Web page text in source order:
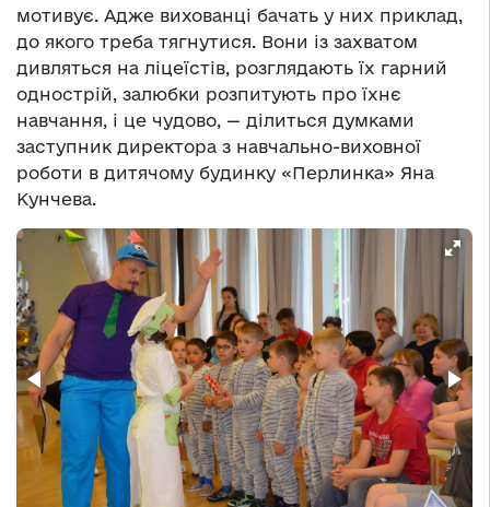
мотивує. Адже вихованці бачать у них приклад,
до якого треба тягнутися. Вони із захватом
дивляться на ліцеїстів, розглядають їх гарний
однострій, залюбки розпитують про їхнє
навчання, і це чудово, — ділиться думками
заступник директора з навчально-виховної
роботи в дитячому будинку «Перлинка» Яна
Кунчева.